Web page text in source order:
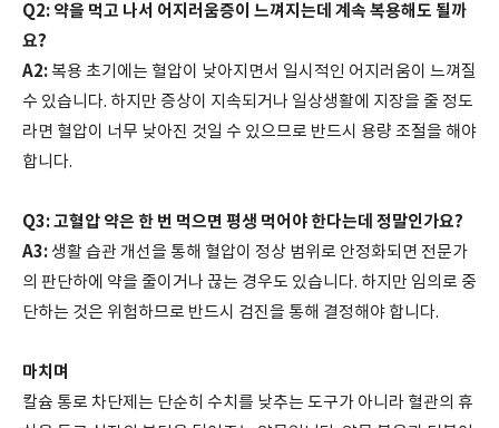
Q2: 약을 먹고 나서 어지러움증이 느껴지는데 계속 복용해도 될까
요?
A2:복용 초기에는 혈압이 낮아지면서 일시적인 어지러움이 느껴질
수 있습니다. 하지만 증상이 지속되거나 일상생활에 지장을 줄 정도
라면 혈압이 너무 낮아진 것일 수 있으므로 반드시 용량 조절을 해야
합니다.
Q3: 고혈압 약은 한 번 먹으면 평생 먹어야 한다는데 정말인가요?
A3:생활 습관 개선을 통해 혈압이 정상 범위로 안정화되면 전문가
의 판단하에 약을 줄이거나 끊는 경우도 있습니다. 하지만 임의로 중
단하는 것은 위험하므로 반드시 검진을 통해 결정해야 합니다.
마치며
칼슘 통로 차단제는 단순히 수치를 낮추는 도구가 아니라 혈관의 휴